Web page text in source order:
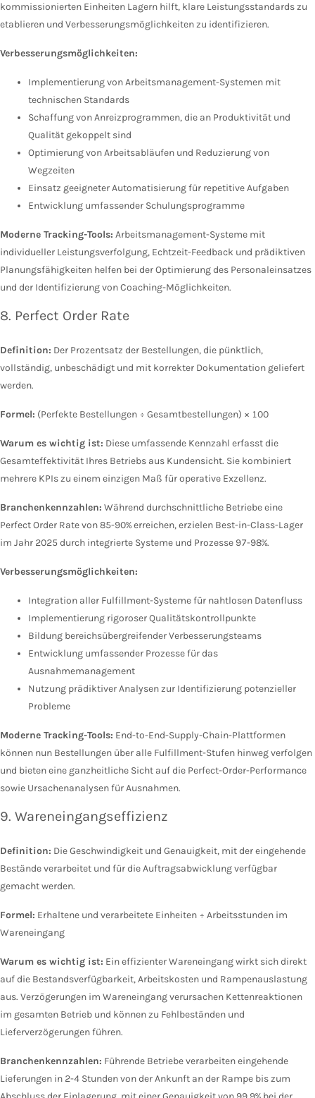
kommissionierten Einheiten Lagern hilft, klare Leistungsstandards zu
etablieren und Verbesserungsmöglichkeiten zu identifizieren.
Verbesserungsmöglichkeiten:
Implementierung von Arbeitsmanagement-Systemen mit
technischen Standards
Schaffung von Anreizprogrammen, die an Produktivität und
Qualität gekoppelt sind
Optimierung von Arbeitsabläufen und Reduzierung von
Wegzeiten
Einsatz geeigneter Automatisierung für repetitive Aufgaben
Entwicklung umfassender Schulungsprogramme
Moderne Tracking-Tools: Arbeitsmanagement-Systeme mit
individueller Leistungsverfolgung, Echtzeit-Feedback und prädiktiven
Planungsfähigkeiten helfen bei der Optimierung des Personaleinsatzes
und der Identifizierung von Coaching-Möglichkeiten.
8. Perfect Order Rate
Definition: Der Prozentsatz der Bestellungen, die pünktlich,
vollständig, unbeschädigt und mit korrekter Dokumentation geliefert
werden.
Formel: (Perfekte Bestellungen ÷ Gesamtbestellungen) × 100
Warum es wichtig ist: Diese umfassende Kennzahl erfasst die
Gesamteffektivität Ihres Betriebs aus Kundensicht. Sie kombiniert
mehrere KPIs zu einem einzigen Maß für operative Exzellenz.
Branchenkennzahlen: Während durchschnittliche Betriebe eine
Perfect Order Rate von 85-90% erreichen, erzielen Best-in-Class-Lager
im Jahr 2025 durch integrierte Systeme und Prozesse 97-98%.
Verbesserungsmöglichkeiten:
Integration aller Fulfillment-Systeme für nahtlosen Datenfluss
Implementierung rigoroser Qualitätskontrollpunkte
Bildung bereichsübergreifender Verbesserungsteams
Entwicklung umfassender Prozesse für das
Ausnahmemanagement
Nutzung prädiktiver Analysen zur Identifizierung potenzieller
Probleme
Moderne Tracking-Tools: End-to-End-Supply-Chain-Plattformen
können nun Bestellungen über alle Fulfillment-Stufen hinweg verfolgen
und bieten eine ganzheitliche Sicht auf die Perfect-Order-Performance
sowie Ursachenanalysen für Ausnahmen.
9. Wareneingangseffizienz
Definition: Die Geschwindigkeit und Genauigkeit, mit der eingehende
Bestände verarbeitet und für die Auftragsabwicklung verfügbar
gemacht werden.
Formel: Erhaltene und verarbeitete Einheiten ÷ Arbeitsstunden im
Wareneingang
Warum es wichtig ist: Ein effizienter Wareneingang wirkt sich direkt
auf die Bestandsverfügbarkeit, Arbeitskosten und Rampenauslastung
aus. Verzögerungen im Wareneingang verursachen Kettenreaktionen
im gesamten Betrieb und können zu Fehlbeständen und
Lieferverzögerungen führen.
Branchenkennzahlen: Führende Betriebe verarbeiten eingehende
Lieferungen in 2-4 Stunden von der Ankunft an der Rampe bis zum